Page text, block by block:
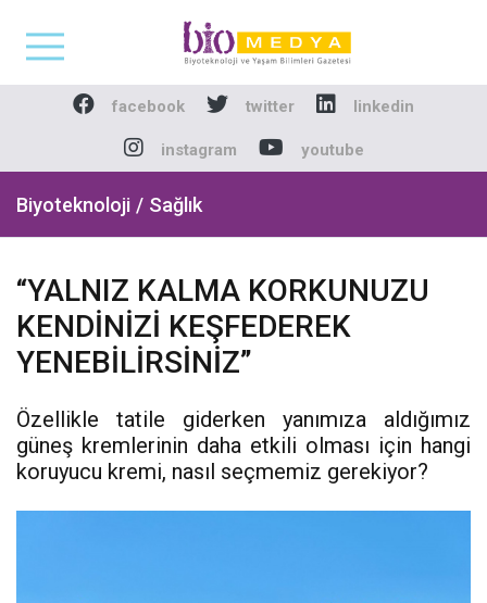
Biomedya -
facebook twitter linkedin
instagram youtube
Biyoteknoloji / Sağlık
“YALNIZ KALMA KORKUNUZU
KENDİNİZİ KEŞFEDEREK
YENEBİLİRSİNİZ”
Özellikle tatile giderken yanımıza aldığımız
güneş kremlerinin daha etkili olması için hangi
koruyucu kremi, nasıl seçmemiz gerekiyor?